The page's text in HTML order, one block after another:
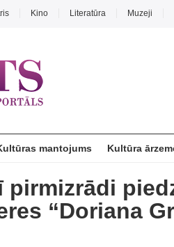
Kino Literatūra Muzeji
mantojums Kultūra
pirmizrādi
“Doriana